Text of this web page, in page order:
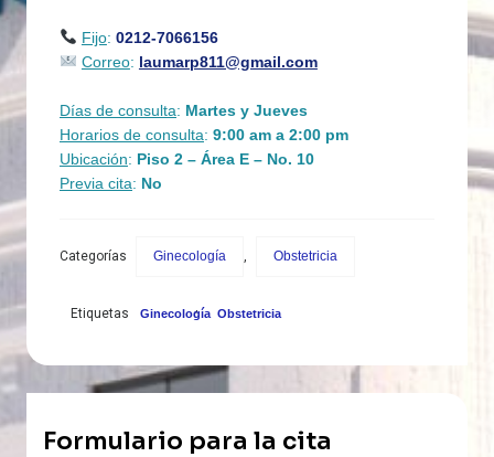
Fijo: 0212-7066156
Correo: laumarp811@gmail.com
Días de consulta: Martes y Jueves
Horarios de consulta: 9:00 am a 2:00 pm
Ubicación: Piso 2 – Área E – No. 10
Previa cita: No
Categorías Ginecología Obstetricia
Etiquetas Ginecología
, Obstetricia
Formulario para la cita